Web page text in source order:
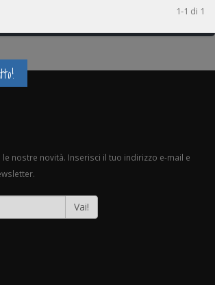
1-1 di 1
le nostre novità. Inserisci il tuo indirizzo e-mail e
Vai!